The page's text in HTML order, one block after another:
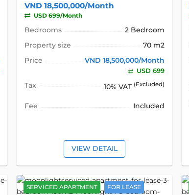
VND 18,500,000/Month
USD 699/Month
Bedrooms
2 Bedroom
Property size
70 m2
Price
VND 18,500,000/Month
USD 699
Tax 10% VAT (Excluded)
Fee Included
VIEW DETAIL
SERVICED APARTMENT FOR LEASE